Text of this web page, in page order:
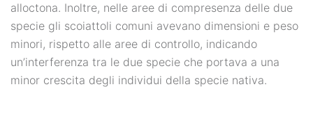
alloctona. Inoltre, nelle aree di compresenza delle due
specie gli scoiattoli comuni avevano dimensioni e peso
minori, rispetto alle aree di controllo, indicando
un’interferenza tra le due specie che portava a una
minor crescita degli individui della specie nativa.